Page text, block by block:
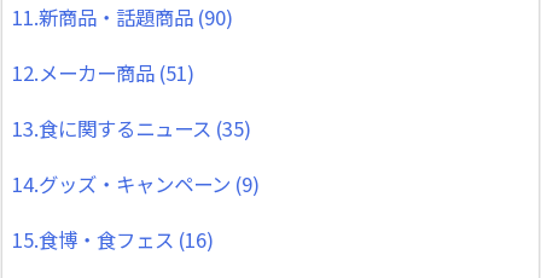
11.新商品・話題商品 (90)
12.メーカー商品 (51)
13.食に関するニュース (35)
14.グッズ・キャンペーン (9)
15.食博・食フェス (16)